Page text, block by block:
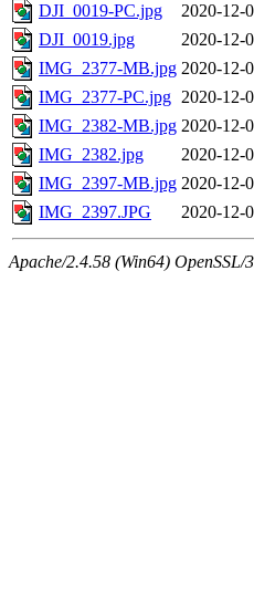
DJI_0019-PC.jpg
2020-12-
DJI_0019.jpg
2020-12-
IMG_2377-MB.jpg 2020-12-
IMG_2377-PC.jpg 2020-12-
IMG_2382-MB.jpg 2020-12-
IMG_2382.jpg
2020-12-
IMG_2397-MB.jpg 2020-12-
IMG_2397.JPG
2020-12-
Apache/2.4.58 (Win64)